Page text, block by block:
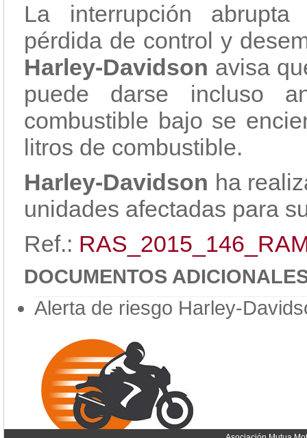
La interrupción
pérdida de control y
Harley-Davidson avisa
puede darse incluso
combustible bajo se
litros de combustible.
Harley-Davidson ha
unidades afectadas para
Ref.:
DOCUMENTOS
Alerta de riesgo Harley-